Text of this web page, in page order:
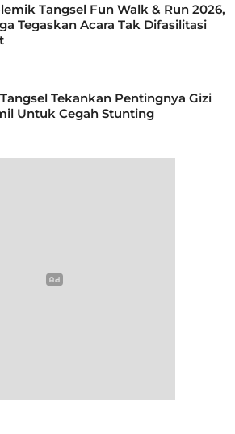
Tangsel Fun Walk & Run 2026,
Tegaskan Acara Tak Difasilitasi
Tekankan Pentingnya Gizi
Untuk Cegah Stunting